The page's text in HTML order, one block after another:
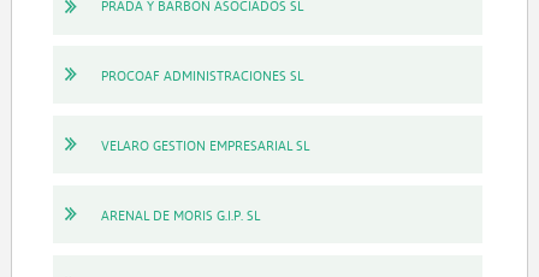
PRADA Y BARBON ASOCIADOS SL
PROCOAF ADMINISTRACIONES SL
VELARO GESTION EMPRESARIAL SL
ARENAL DE MORIS G.I.P. SL